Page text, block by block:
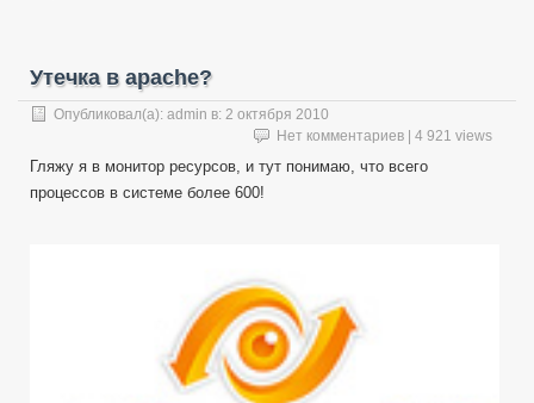
Утечка в apache?
Опубликовал(а): admin в: 2 октября 2010
Нет комментариев | 4 921 views
Гляжу я в монитор ресурсов, и тут понимаю, что всего
процессов в системе более 600!